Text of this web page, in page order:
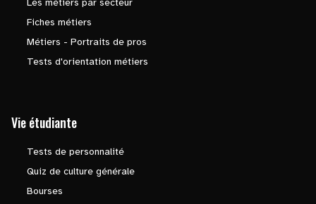
Les métiers par secteur
Fiches métiers
Métiers - Portraits de pros
Tests d'orientation métiers
Vie étudiante
Tests de personnalité
Quiz de culture générale
Bourses